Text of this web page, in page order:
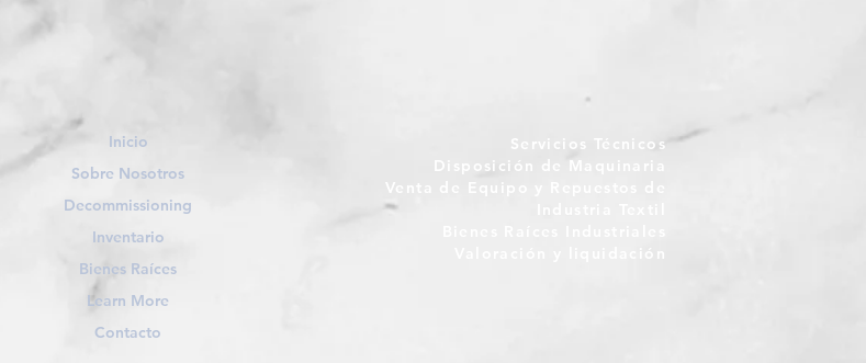
Inicio
Sobre Nosotros
Decommissioning
Inventario
Bienes Raíces
Learn More
Contacto
Servicios Técnicos
Disposición de Maquinaria